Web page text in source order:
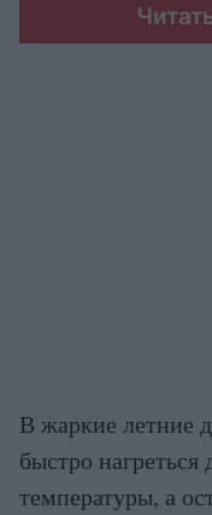
В жаркие летние
быстро
температуры, а